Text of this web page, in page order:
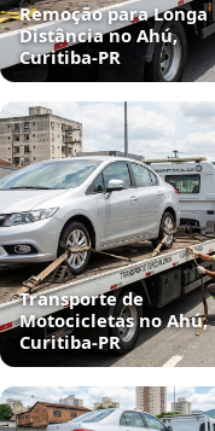
Remoção para Longa
Distância no Ahú,
Curitiba‑PR
Transporte de
Motocicletas no Ahú,
Curitiba‑PR